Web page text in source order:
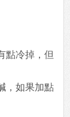
點冷掉，但
，如果加點